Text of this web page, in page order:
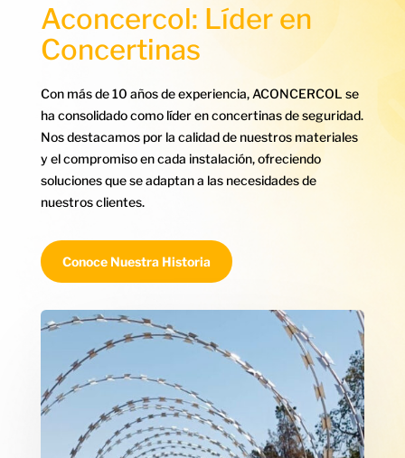
Aconcercol: Líder en
Concertinas
Con más de 10 años de experiencia, ACONCERCOL se
ha consolidado como líder en concertinas de seguridad.
Nos destacamos por la calidad de nuestros materiales
y el compromiso en cada instalación, ofreciendo
soluciones que se adaptan a las necesidades de
nuestros clientes.
Conoce Nuestra Historia